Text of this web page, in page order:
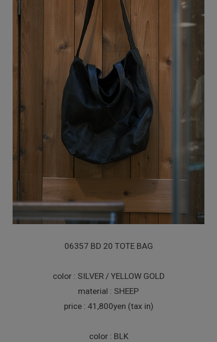
06357 BD 20 TOTE BAG
color : SILVER / YELLOW GOLD
material : SHEEP
price : 41,800yen (tax in)
color : BLK